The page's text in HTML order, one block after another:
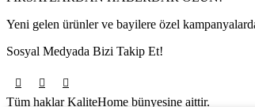
Yeni gelen ürünler ve bayilere özel
Sosyal Medyada Bizi Takip Et!
Tüm haklar KaliteHome bünyesine aittir.